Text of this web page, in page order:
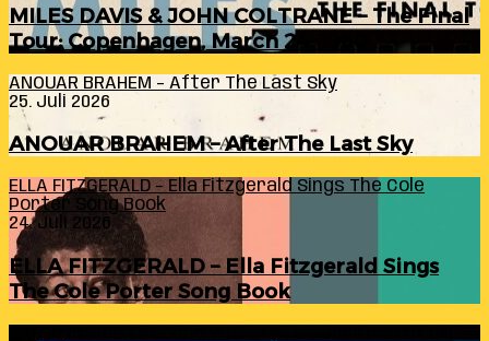
MILES DAVIS & JOHN COLTRANE – The Final
Tour: Copenhagen, March 24, 1960
ANOUAR BRAHEM – After The Last Sky
25. Juli 2026
ANOUAR BRAHEM – After The Last Sky
ELLA FITZGERALD – Ella Fitzgerald Sings The Cole
Porter Song Book
24. Juli 2026
ELLA FITZGERALD – Ella Fitzgerald Sings
The Cole Porter Song Book